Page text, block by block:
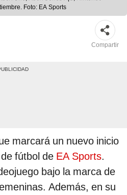
Foto: EA Sports
Compartir
marcará un nuevo inicio
fútbol de EA Sports.
bajo la marca de
Además, en su